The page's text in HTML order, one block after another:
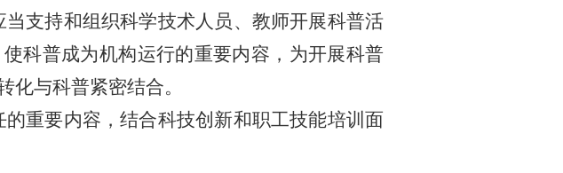
支持和组织科学技术人员、教师开展科普活
科普成为机构运行的重要内容，为开展科普
与科普紧密结合。
重要内容，结合科技创新和职工技能培训面